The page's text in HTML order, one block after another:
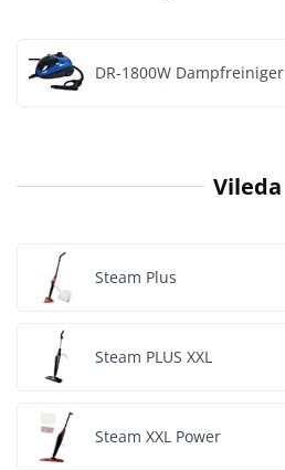
DR-1800W Dampfreiniger
Vileda
Steam Plus
Steam PLUS XXL
Steam XXL Power